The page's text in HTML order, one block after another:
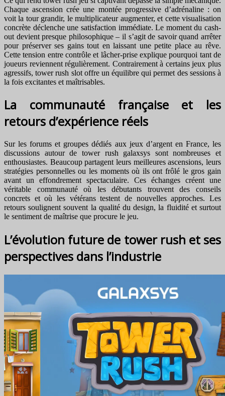
Chaque ascension crée une montée progressive d’adrénaline : on
voit la tour grandir, le multiplicateur augmenter, et cette visualisation
concrète déclenche une satisfaction immédiate. Le moment du cash-
out devient presque philosophique – il s’agit de savoir quand arrêter
pour préserver ses gains tout en laissant une petite place au rêve.
Cette tension entre contrôle et lâcher-prise explique pourquoi tant de
joueurs reviennent régulièrement. Contrairement à certains jeux plus
agressifs, tower rush slot offre un équilibre qui permet des sessions à
la fois excitantes et maîtrisables.
La communauté française et les
retours d’expérience réels
Sur les forums et groupes dédiés aux jeux d’argent en France, les
discussions autour de tower rush galaxsys sont nombreuses et
enthousiastes. Beaucoup partagent leurs meilleures ascensions, leurs
stratégies personnelles ou les moments où ils ont frôlé le gros gain
avant un effondrement spectaculaire. Ces échanges créent une
véritable communauté où les débutants trouvent des conseils
concrets et où les vétérans testent de nouvelles approches. Les
retours soulignent souvent la qualité du design, la fluidité et surtout
le sentiment de maîtrise que procure le jeu.
L’évolution future de tower rush et ses
perspectives dans l’industrie